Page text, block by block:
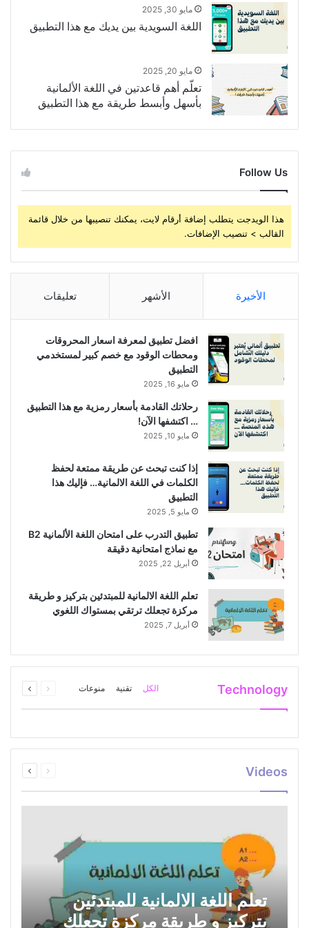
مايو 30, 2025
اللغة السويدية بين يديك مع هذا التطبيق
مايو 20, 2025
تعلّم أهم قاعدتين في اللغة الألمانية
بأسهل وأبسط طريقة مع هذا التطبيق
Follow Us
هذا الويدجت يتطلب إضافة أرقام لايت، يمكنك تنصيبها من خلال قائمة
القالب > تنصيب الإضافات.
الأخيرة الأشهر تعليقات
افضل تطبيق لمعرفة اسعار المحروقات
ومحطات الوقود مع خصم كبير لمستخدمي
التطبيق
مايو 16, 2025
رحلاتك القادمة بأسعار رمزية مع هذا التطبيق
… اكتشفها الآن!
مايو 10, 2025
إذا كنت تبحث عن طريقة ممتعة لحفظ
الكلمات في اللغة الالمانية… فإليك هذا
التطبيق
مايو 5, 2025
تطبيق التدرب على امتحان اللغة الألمانية B2
مع نماذج امتحانية دقيقة
أبريل 22, 2025
تعلم اللغة الالمانية للمبتدئين بتركيز و طريقة
مركزة تجعلك ترتقي بمستواك اللغوي
أبريل 7, 2025
Technology الكل تقنية منوعات الصفحةالصفحة
Videos الصفحةالصفحة
تعلم اللغة الالمانية للمبتدئين
بتركيز و طريقة مركزة تجعلك